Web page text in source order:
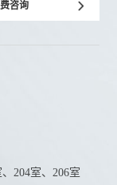
咨询
204室、206室